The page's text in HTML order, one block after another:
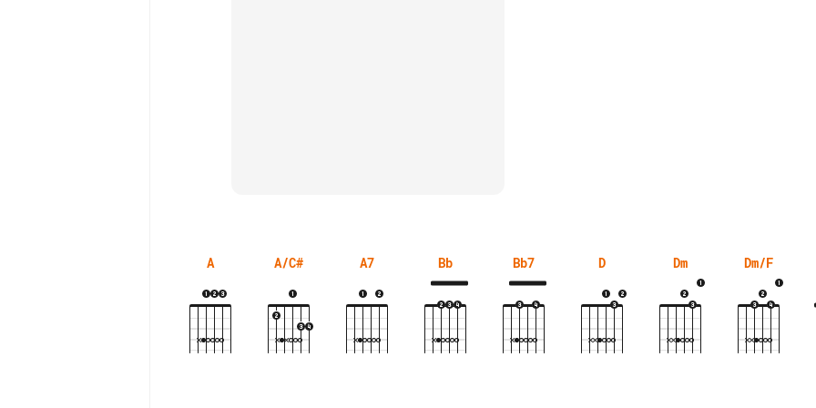
A A/C# A7 Bb Bb7 D Dm Dm/F